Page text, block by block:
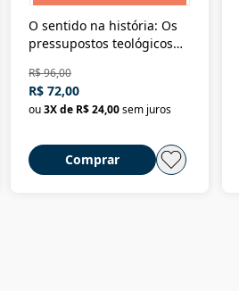
O sentido na história: Os
pressupostos teológicos
R$ 96,00
R$ 72,00
ou3X de R$ 24,00sem juros
Comprar